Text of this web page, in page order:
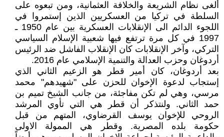
ألغى نظام الشريعة والخلافة العثمانية، ومن تبعوه على
السلطة في تركيا من العسكريين الذين إستمروا في
اللجوء الدائم الى الإنقلابات العسكرية بين عام 1950 ـ
1997 في كل مرة ترتفع فيها شعبية الإسلام السياسي
التركي، وآخر الإنقلابات كان الإنقلاب الفاشل ضد الرئيس
أردوغان وحزب العدالة والتنمية الإسلامي عام 2016.
بعد أردوغان، كان أمير قطر هو الزعيم الثاني الذي
إستجاب لدعوة الإخوان للحزن على "شهيدهم" محمد
مرسي، وهي لم تكن مفاجئة، من جانب الشيخ تميم بن
حمد الثاني. ولنتذكر أن قطر هي التي تأوي المرشد
الروحي للإخوان يوسف القرضاوي، المتهم من قبل
حكومة بلده المصرية. وقطر هي الممولة الاولى